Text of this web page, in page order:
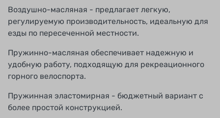
Воздушно-масляная - предлагает легкую,
регулируемую производительность, идеальную для
езды по пересеченной местности.
Пружинно-масляная обеспечивает надежную и
удобную работу, подходящую для рекреационного
горного велоспорта.
Пружинная эластомирная - бюджетный вариант с
более простой конструкцией.